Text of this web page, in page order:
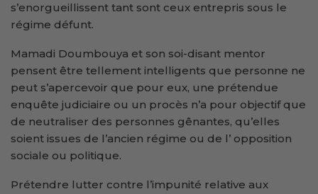
s’enorgueillissent tant sont ceux entrepris sous le
régime défunt.
Mamadi Doumbouya et son soi-disant mentor
pensent être tellement intelligents que personne ne
peut s’apercevoir que pour eux, une prétendue
enquête judiciaire ou un procès n’a pour objectif que
de neutraliser des personnes gênantes, qu’elles
soient issues de l’ancien régime ou de l’ opposition
sociale ou politique.
Prétendre lutter contre l’impunité relative aux